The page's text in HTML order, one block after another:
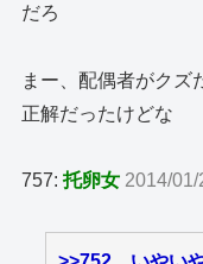
だろ
まー、配偶者がクズ
正解だったけどな
757:托卵女 2014/